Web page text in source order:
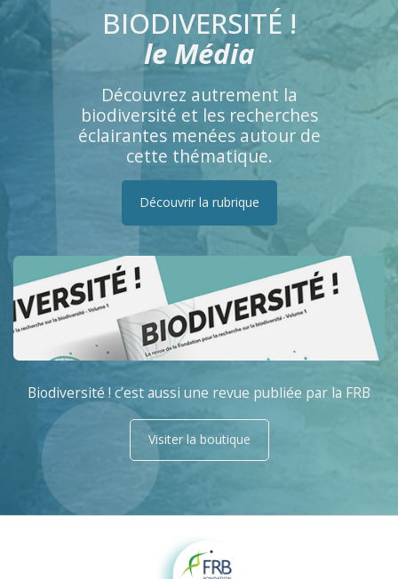
BIODIVERSITÉ !
le Média
Découvrez autrement la
biodiversité et les recherches
éclairantes menées autour de
cette thématique.
Découvrir la rubrique
Biodiversité ! c’est aussi une revue publiée par la FRB
Visiter la boutique
Fondation pour la recherche sur la biodiversité